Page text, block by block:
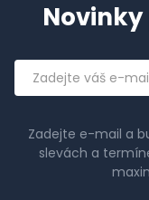
Emailová
adresa
Zadejte e-mail a
slevách a